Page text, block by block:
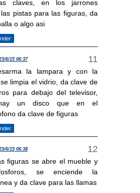
claves, en los jarrones
pistas para las figuras, da
o algo asi
6/15 06:37
la lampara y con la
limpia el vidrio, da clave de
para debajo del televisor,
un disco que en el
da clave de figuras
6/15 06:38
figuras se abre el mueble y
se enciende la
y da clave para las llamas